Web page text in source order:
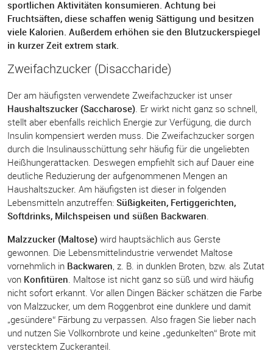
sportlichen Aktivitäten konsumieren. Achtung bei
Fruchtsäften, diese schaffen wenig Sättigung und besitzen
viele Kalorien. Außerdem erhöhen sie den Blutzuckerspiegel
in kurzer Zeit extrem stark.
Zweifachzucker (Disaccharide)
Der am häufigsten verwendete Zweifachzucker ist unser
Haushaltszucker (Saccharose). Er wirkt nicht ganz so schnell,
stellt aber ebenfalls reichlich Energie zur Verfügung, die durch
Insulin kompensiert werden muss. Die Zweifachzucker sorgen
durch die Insulinausschüttung sehr häufig für die ungeliebten
Heißhungerattacken. Deswegen empfiehlt sich auf Dauer eine
deutliche Reduzierung der aufgenommenen Mengen an
Haushaltszucker. Am häufigsten ist dieser in folgenden
Lebensmitteln anzutreffen: Süßigkeiten, Fertiggerichten,
Softdrinks, Milchspeisen und süßen Backwaren.
Malzzucker (Maltose) wird hauptsächlich aus Gerste
gewonnen. Die Lebensmittelindustrie verwendet Maltose
vornehmlich in Backwaren, z. B. in dunklen Broten, bzw. als Zutat
von Konfitüren. Maltose ist nicht ganz so süß und wird häufig
nicht sofort erkannt. Vor allen Dingen Bäcker schätzen die Farbe
von Malzzucker, um dem Roggenbrot eine dunklere und damit
„gesündere“ Färbung zu verpassen. Also fragen Sie lieber nach
und nutzen Sie Vollkornbrote und keine „gedunkelten“ Brote mit
verstecktem Zuckeranteil.